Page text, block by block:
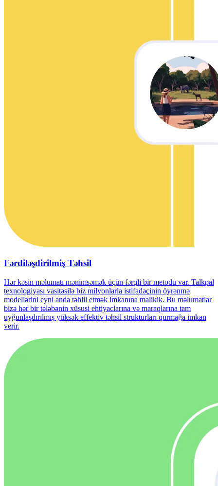
Fərdiləşdirilmiş Təhsil
Hər kəsin məlumatı mənimsəmək üçün fərqli bir metodu var. Talkpal
texnologiyası vasitəsilə biz milyonlarla istifadəçinin öyrənmə
modellərini eyni anda təhlil etmək imkanına malikik. Bu məlumatlar
bizə hər bir tələbənin xüsusi ehtiyaclarına və maraqlarına tam
uyğunlaşdırılmış yüksək effektiv təhsil strukturları qurmağa imkan
verir.